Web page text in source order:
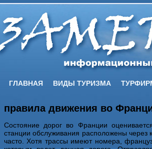
ГЛАВНАЯ ВИДЫ ТУРИЗМА
правила движения во
Состояние дорог во Франции
станции обслуживания расположены через
часто. Хотя трассы имеют номера,